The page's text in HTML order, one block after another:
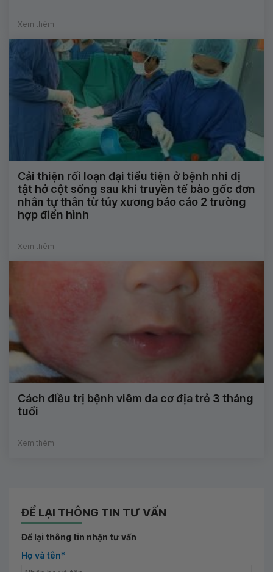
Xem thêm
Cải thiện rối loạn đại tiểu tiện ở bệnh nhi dị
tật hở cột sống sau khi truyền tế bào gốc đơn
nhân tự thân từ tủy xương báo cáo 2 trường
hợp điển hình
Xem thêm
Cách điều trị bệnh viêm da cơ địa trẻ 3 tháng
tuổi
Xem thêm
ĐỂ LẠI THÔNG TIN TƯ VẤN
Để lại thông tin nhận tư vấn
Họ và tên*